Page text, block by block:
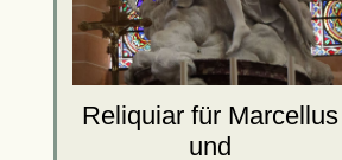
Reliquiar für Marcellus
und